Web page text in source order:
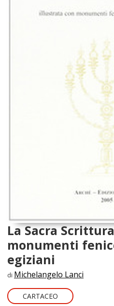
La Sacra
monumenti
egiziani
di Michelangelo Lanci
CARTACEO